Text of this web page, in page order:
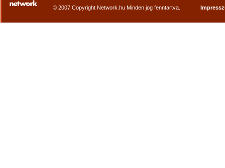
© 2007 Copyright Network.hu Minden jog fenntartva.